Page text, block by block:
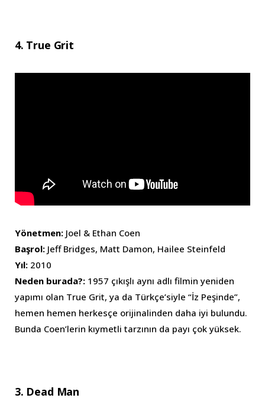
4. True Grit
Yönetmen: Joel & Ethan Coen
Başrol: Jeff Bridges, Matt Damon, Hailee Steinfeld
Yıl: 2010
Neden burada?: 1957 çıkışlı aynı adlı filmin yeniden
yapımı olan True Grit, ya da Türkçe’siyle “İz Peşinde”,
hemen hemen herkesçe orijinalinden daha iyi bulundu.
Bunda Coen’lerin kıymetli tarzının da payı çok yüksek.
3. Dead Man